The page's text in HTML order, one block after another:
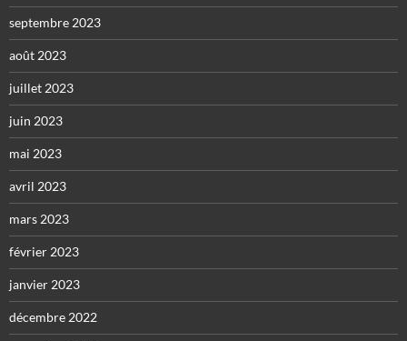
septembre 2023
août 2023
juillet 2023
juin 2023
mai 2023
avril 2023
mars 2023
février 2023
janvier 2023
décembre 2022